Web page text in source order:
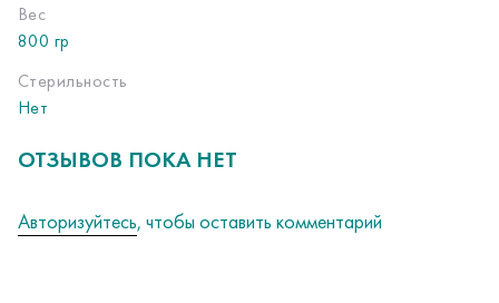
Вес
800 гр
Стерильность
Нет
ОТЗЫВОВ ПОКА НЕТ
Авторизуйтесь, чтобы оставить комментарий